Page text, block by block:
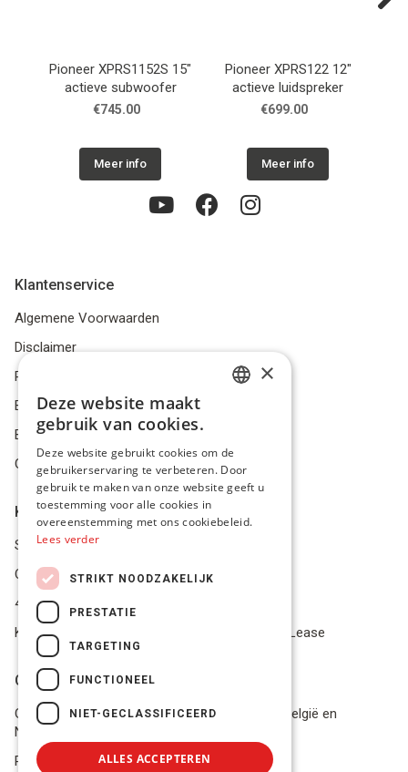
Pioneer XPRS1152S 15"
actieve subwoofer
€745.00
Meer info
Pioneer XPRS122 12"
actieve luidspreker
€699.00
Meer info
Klantenservice
Algemene Voorwaarden
Disclaimer
Privacybeleid
Bestelling herroepen
Betalingsmiddelen
Geschillen
Klantenservice
Service Center
Onze winkel
4.9 op 5 gescoord op Trustpilot
Koop je materiaal op afbetaling met Pro Gear Lease
Onze beloftes
Gratis verzending naar jou thuis vanaf €49 in België en
Nederland
Razendsnel advies
ENGLISH
×
Deze website maakt
gebruik van cookies.
Deze website gebruikt cookies om de
gebruikerservaring te verbeteren. Door
gebruik te maken van onze website geeft u
toestemming voor alle cookies in
overeenstemming met ons cookiebeleid.
Lees verder
STRIKT NOODZAKELIJK
PRESTATIE
TARGETING
FUNCTIONEEL
NIET-GECLASSIFICEERD
ALLES ACCEPTEREN